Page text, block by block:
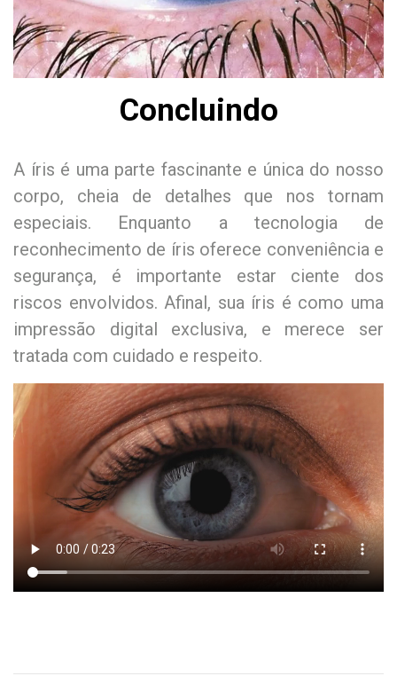
Concluindo
A íris é uma parte fascinante e única do nosso
corpo, cheia de detalhes que nos tornam
especiais. Enquanto a tecnologia de
reconhecimento de íris oferece conveniência e
segurança, é importante estar ciente dos
riscos envolvidos. Afinal, sua íris é como uma
impressão digital exclusiva, e merece ser
tratada com cuidado e respeito.